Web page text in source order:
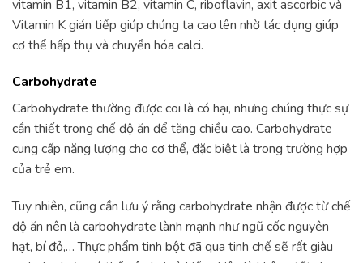
vitamin B1, vitamin B2, vitamin C, riboflavin, axit ascorbic và
Vitamin K gián tiếp giúp chúng ta cao lên nhờ tác dụng giúp
cơ thể hấp thụ và chuyển hóa calci.
Carbohydrate
Carbohydrate thường được coi là có hại, nhưng chúng thực sự
cần thiết trong chế độ ăn để tăng chiều cao. Carbohydrate
cung cấp năng lượng cho cơ thể, đặc biệt là trong trường hợp
của trẻ em.
Tuy nhiên, cũng cần lưu ý rằng carbohydrate nhận được từ chế
độ ăn nên là carbohydrate lành mạnh như ngũ cốc nguyên
hạt, bí đỏ,… Thực phẩm tinh bột đã qua tinh chế sẽ rất giàu